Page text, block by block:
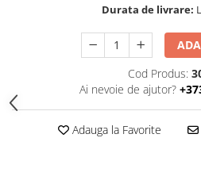
Echipamente pentru grădinițe
Pavilioane pentru grădinițe
Accesorii / Componente
Durata de livrare:
Cod Produs:
Ai nevoie de ajutor?
Adauga la Favorite